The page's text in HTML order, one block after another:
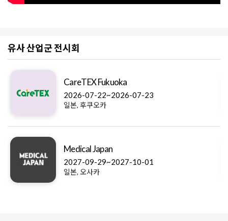
유사 산업군 전시회
Dentech China
2026-10-22~2026-10-25
중국, 상하이
ExpoPharm
2026-10-15~2026-10-17
독일, 뮌헨